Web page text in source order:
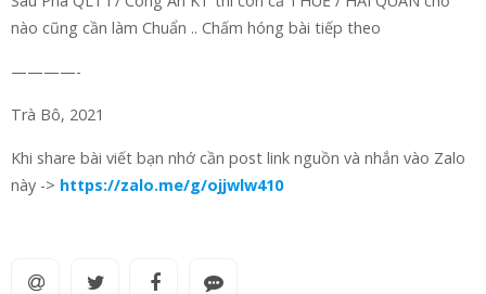
nào cũng cần làm Chuẩn .. Chấm hóng bài tiếp theo
————-
Trà Bô, 2021
Khi share bài viết bạn nhớ cần post link nguồn và nhắn vào Zalo
này -> https://zalo.me/g/ojjwlw410